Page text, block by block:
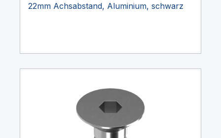
22mm Achsabstand, Aluminium, schwarz